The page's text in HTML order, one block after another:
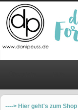
----> Hier geht's zum Shop